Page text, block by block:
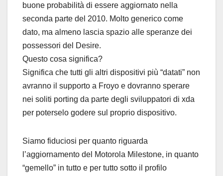
buone probabilità di essere aggiornato nella
seconda parte del 2010. Molto generico come
dato, ma almeno lascia spazio alle speranze dei
possessori del Desire.
Questo cosa significa?
Significa che tutti gli altri dispositivi più “datati” non
avranno il supporto a Froyo e dovranno sperare
nei soliti porting da parte degli sviluppatori di xda
per poterselo godere sul proprio dispositivo.
Siamo fiduciosi per quanto riguarda
l’aggiornamento del Motorola Milestone, in quanto
“gemello” in tutto e per tutto sotto il profilo